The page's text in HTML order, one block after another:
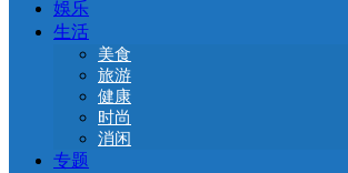
娛乐
生活
美食
旅游
健康
时尚
消闲
专题